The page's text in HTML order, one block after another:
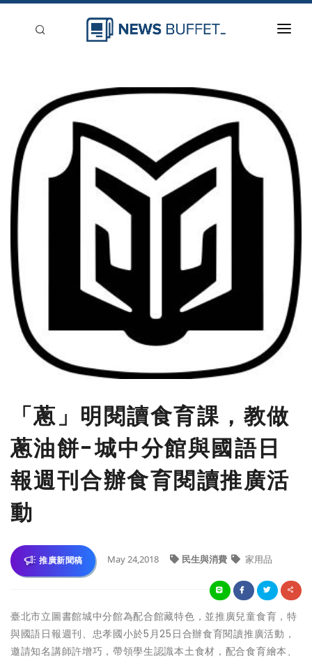
新聞稿分類
「蔥」明閱讀食育課，教做
蔥油餅-城中分館與國語日
報週刊合辦食育閱讀推廣活
動
推廣新聞稿 May 24,2018 民生與消費 家用品
臺北市立圖書館城中分館為配合館藏特色，並推廣兒童食育，特
與國語日報週刊、忠孝國小於5月25日合辦食育閱讀推廣活動，
邀請知名講師許增巧，帶領學生認識本土食材，配合食育繪本、